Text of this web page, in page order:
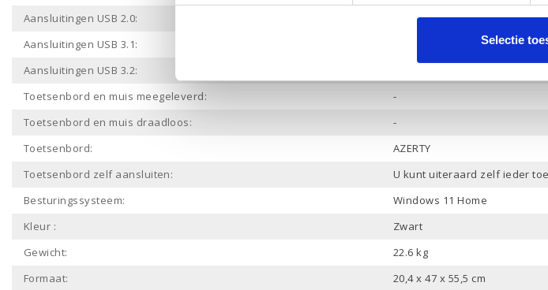
Selectie
Aansluitingen USB 2.0:
Aansluitingen USB 3.1:
Aansluitingen USB 3.2:
Toetsenbord en muis meegeleverd:
-
Toetsenbord en muis draadloos:
-
Toetsenbord:
AZERTY
Toetsenbord zelf aansluiten:
U kunt uiteraard zelf ieder
Besturingssysteem:
Windows 11 Home
Kleur :
Zwart
Gewicht:
22.6 kg
Formaat:
20,4 x 47 x 55,5 cm